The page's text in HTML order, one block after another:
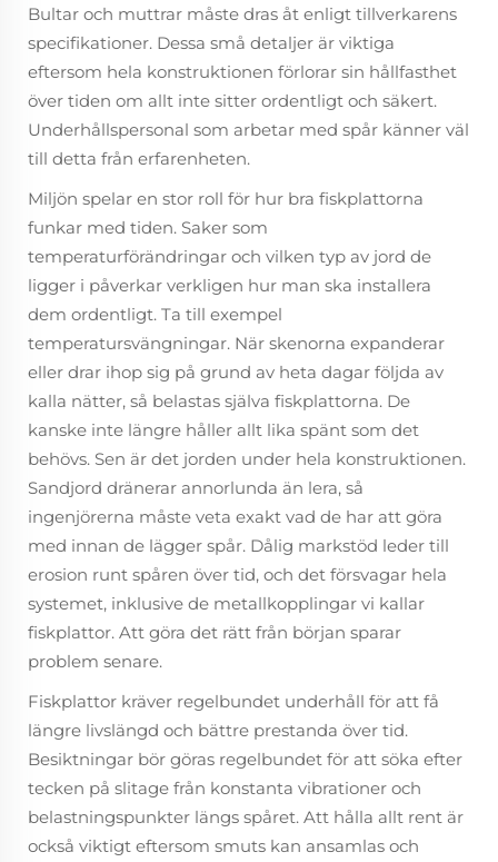
Bultar och muttrar måste dras åt enligt tillverkarens
specifikationer. Dessa små detaljer är viktiga
eftersom hela konstruktionen förlorar sin hållfasthet
över tiden om allt inte sitter ordentligt och säkert.
Underhållspersonal som arbetar med spår känner väl
till detta från erfarenheten.
Miljön spelar en stor roll för hur bra fiskplattorna
funkar med tiden. Saker som
temperaturförändringar och vilken typ av jord de
ligger i påverkar verkligen hur man ska installera
dem ordentligt. Ta till exempel
temperatursvängningar. När skenorna expanderar
eller drar ihop sig på grund av heta dagar följda av
kalla nätter, så belastas själva fiskplattorna. De
kanske inte längre håller allt lika spänt som det
behövs. Sen är det jorden under hela konstruktionen.
Sandjord dränerar annorlunda än lera, så
ingenjörerna måste veta exakt vad de har att göra
med innan de lägger spår. Dålig markstöd leder till
erosion runt spåren över tid, och det försvagar hela
systemet, inklusive de metallkopplingar vi kallar
fiskplattor. Att göra det rätt från början sparar
problem senare.
Fiskplattor kräver regelbundet underhåll för att få
längre livslängd och bättre prestanda över tid.
Besiktningar bör göras regelbundet för att söka efter
tecken på slitage från konstanta vibrationer och
belastningspunkter längs spåret. Att hålla allt rent är
också viktigt eftersom smuts kan ansamlas och